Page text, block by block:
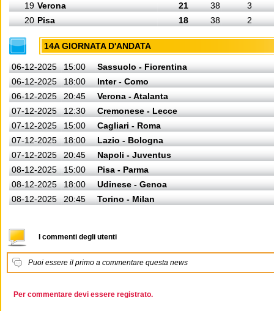
19 Verona 21 38
3
20 Pisa 18 38 2
14A GIORNATA D'ANDATA
06-12-2025 15:00
Sassuolo - Fiorentina
06-12-2025
18:00
Inter - Como
06-12-2025
20:45
Verona - Atalanta
07-12-2025
12:30
Cremonese - Lecce
07-12-2025
15:00
Cagliari - Roma
07-12-2025
18:00
Lazio - Bologna
07-12-2025
20:45
Napoli - Juventus
08-12-2025
15:00
Pisa - Parma
08-12-2025
18:00
Udinese - Genoa
08-12-2025
20:45 Torino - Milan
I commenti degli utenti
Puoi essere il primo a commentare questa news
Per commentare devi essere registrato.